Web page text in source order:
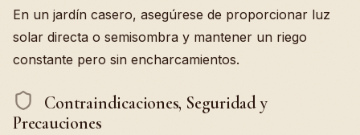
En un jardín casero, asegúrese de proporcionar luz
solar directa o semisombra y mantener un riego
constante pero sin encharcamientos.
Contraindicaciones, Seguridad y
Precauciones